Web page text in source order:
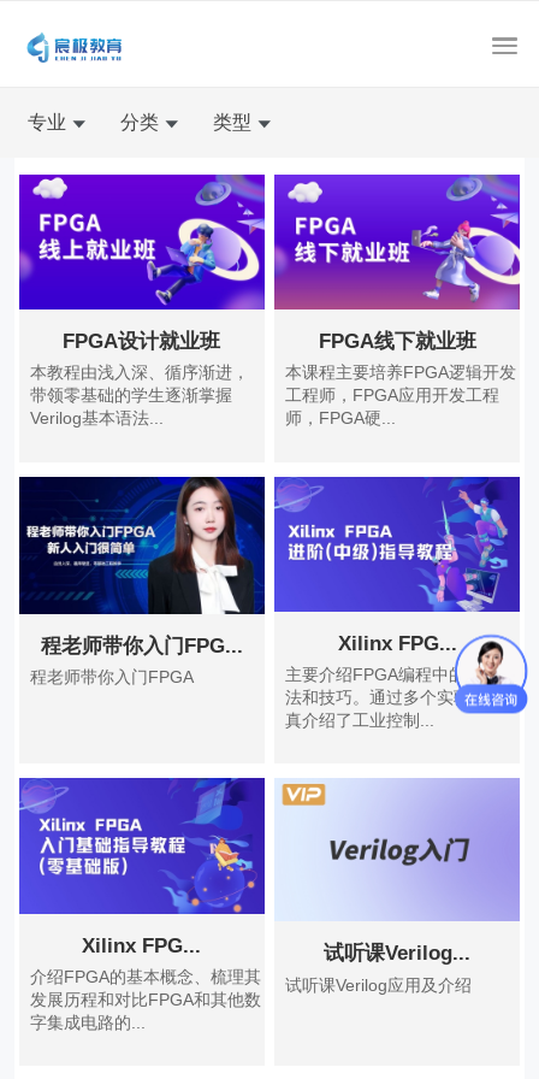
专业 分类 类型
FPGA设计就业班
本教程由浅入深、循序渐进，
带领零基础的学生逐渐掌握
Verilog基本语法...
FPGA线下就业班
本课程主要培养FPGA逻辑开发
工程师，FPGA应用开发工程
师，FPGA硬...
程老师带你入门FPG...
程老师带你入门FPGA
Xilinx FPG...
主要介绍FPGA编程中的基本方
法和技巧。通过多个实验和仿
真介绍了工业控制...
Xilinx FPG...
介绍FPGA的基本概念、梳理其
发展历程和对比FPGA和其他数
字集成电路的...
试听课Verilog...
试听课Verilog应用及介绍